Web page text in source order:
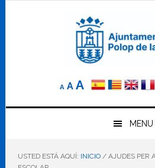
A
Reducir
elA Tamaño
AAumentar
el
tamaño
letra
MENU
USTED ESTÁ AQUÍ: INICIO /AJUDES PER